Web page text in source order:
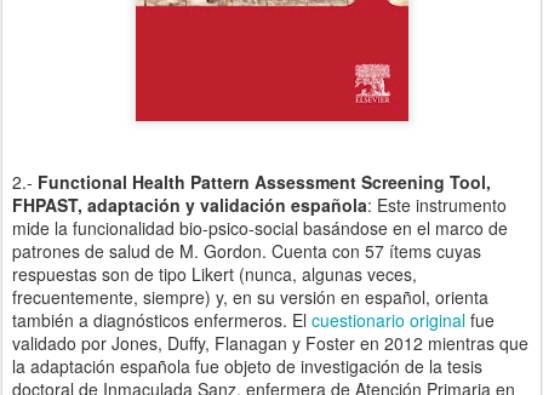
2.- Functional Health Pattern Assessment Screening Tool,
FHPAST, adaptación y validación española: Este instrumento
mide la funcionalidad bio-psico-social basándose en el marco de
patrones de salud de M. Gordon. Cuenta con 57 ítems cuyas
respuestas son de tipo Likert (nunca, algunas veces,
frecuentemente, siempre) y, en su versión en español, orienta
también a diagnósticos enfermeros. El cuestionario original fue
validado por Jones, Duffy, Flanagan y Foster en 2012 mientras que
la adaptación española fue objeto de investigación de la tesis
doctoral de Inmaculada Sanz, enfermera de Atención Primaria en